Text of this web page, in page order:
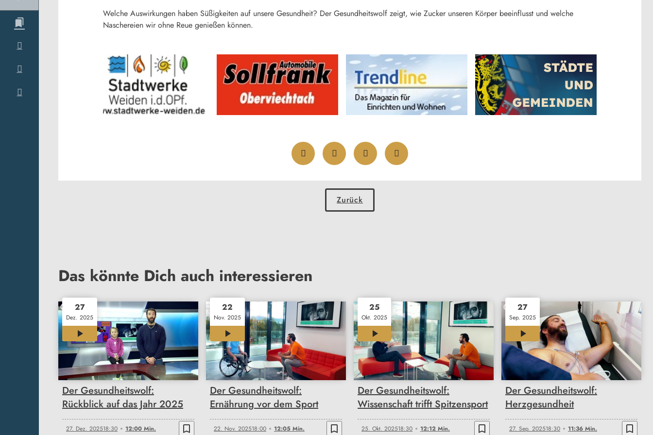
Welche Auswirkungen haben Süßigkeiten auf unsere Gesundheit? Der Gesundheitswolf zeigt, wie Zucker unseren Körper beeinflusst und welche
Naschereien wir ohne Reue genießen können.
Zurück
Das könnte Dich auch interessieren
27
Dez. 2025
12:00
Der Gesundheitswolf:
Rückblick auf das Jahr 2025
27. Dez. 202518:30 12:00 Min. bookmark_border
22
Nov. 2025
12:05
Der Gesundheitswolf:
Ernährung vor dem Sport
22. Nov. 202518:00 12:05 Min. bookmark_border
25
Okt. 2025
12:12
Der Gesundheitswolf:
Wissenschaft trifft Spitzensport
25. Okt. 202518:30 12:12 Min. bookmark_border
27
Sep. 2025
11:36
Der Gesundheitswolf:
Herzgesundheit
27. Sep. 202518:30 11:36 Min. bookmark_border